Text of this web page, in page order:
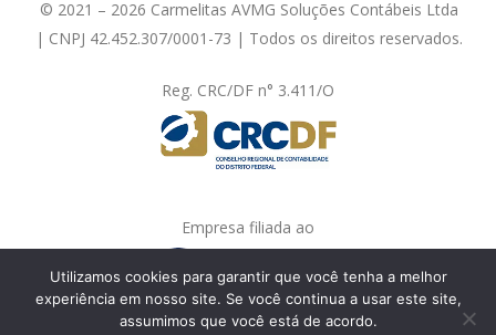
© 2021 – 2026 Carmelitas AVMG Soluções Contábeis Ltda
| CNPJ 42.452.307/0001-73 | Todos os direitos reservados.
Reg. CRC/DF n° 3.411/O
Empresa filiada ao
Utilizamos cookies para garantir que você tenha a melhor
experiência em nosso site. Se você continua a usar este site,
assumimos que você está de acordo.
Fale com a gente!